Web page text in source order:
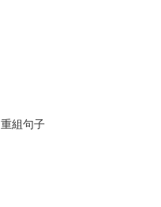
重組句子